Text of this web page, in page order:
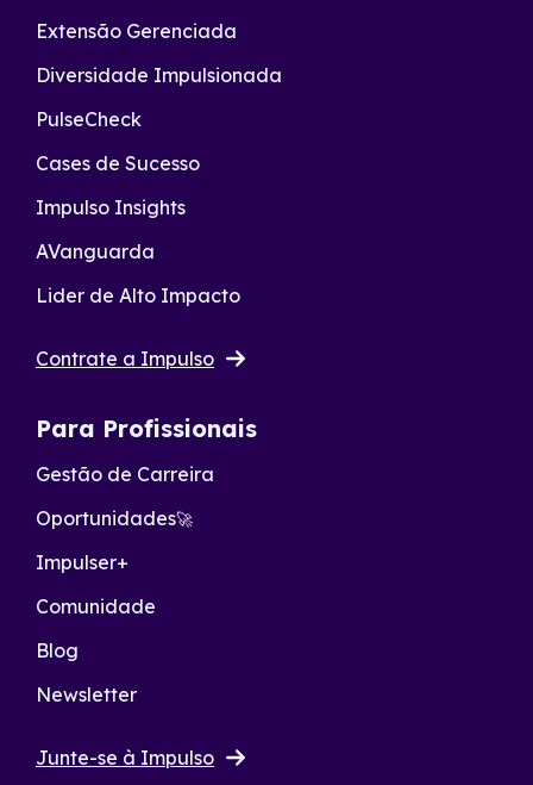
Extensão Gerenciada
Diversidade Impulsionada
PulseCheck
Cases de Sucesso
Impulso Insights
AVanguarda
Lider de Alto Impacto
Contrate a Impulso
Para Profissionais
Gestão de Carreira
Oportunidades🚀
Impulser+
Comunidade
Blog
Newsletter
Junte-se à Impulso